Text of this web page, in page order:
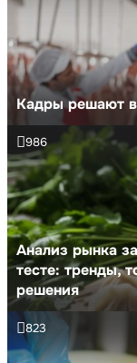
Кадры решают
Анализ рынка
тесте: тренды,
решения
986
823